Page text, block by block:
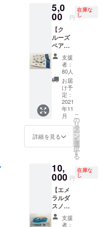
く ●ご
予約に
ついて
事前の
ご予約
が必要
となり
ます。
ご予約
方法は
メール
にてお
知らせ
いたし
ます。
※お礼の
メール
ので、
メール
アドレ
スのご
登録を
お願い
いたし
ます
ます。
※お礼の
メール
もお送
りいた
します
ので、
メール
アドレ
スのご
登録を
お願い
いたし
ます。
ださ
い。 ●
ご予約
方法 ご
予約方
法に関
しまし
ては、
メール
にてお
伝えい
たしま
す。 ●
その他
船内で
のご飲
食の提
で、お
持ち込
みの場
合は別
途お知
らせく
ださ
い。 ※
堪能で
きる
ルート
で、海
風を受
けなが
ら東京
の街を
お楽し
みいた
だけま
す。（※
ホタル
ナ・ヒ
ミコ・
エメラ
ルダス
せん）
●有効期
限につ
いて
2021年
11月～
2022年
12月 ●
5,0
00 円
在庫な
し
【ク
ルーズ
ペアチ
ケッ
ト】を
追加設
定致し
まし
た！皆
様のご
支援を
お待ち
してお
りま
す！ 浅
草～日
橋間で
ご利用
いただ
けるク
ルーズ
のペア
チケッ
トで
支援
者：
80人
お届
け予
定：
2021
年11
月
詳細を見る
こ
の
リ
タ
ー
ン
を
選
択
す
る
10,
000 円
在庫な
し
【エメ
ラルダ
スノベ
ルティ
グッ支援
者：